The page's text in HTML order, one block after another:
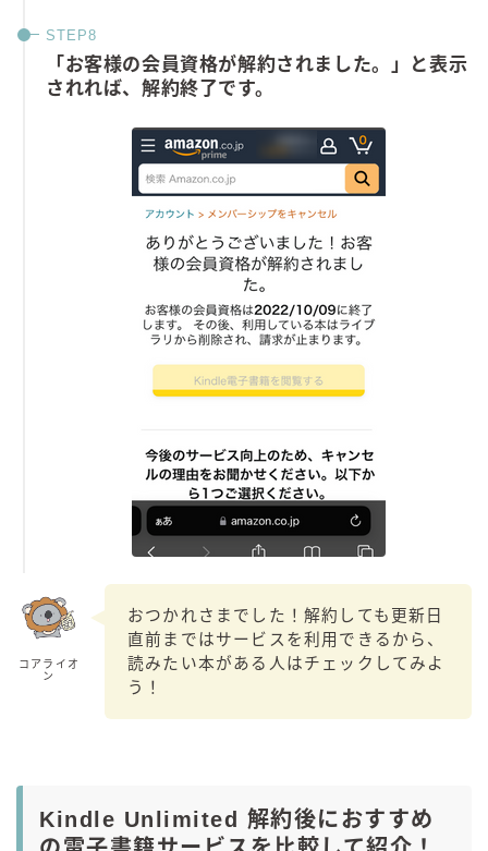
「お客様の会員資格が解約されました。」と表示
されれば、解約終了です。
コアライオ
ン
おつかれさまでした！解約しても更新日
直前まではサービスを利用できるから、
読みたい本がある人はチェックしてみよ
う！
Kindle Unlimited 解約後におすすめ